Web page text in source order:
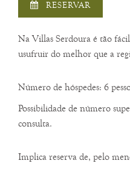
RESERVAR
Na Villas Serdoura é tão
usufruir do melhor que a
Número de hóspedes: 6
Possibilidade de número
consulta.
Implica reserva de, pelo